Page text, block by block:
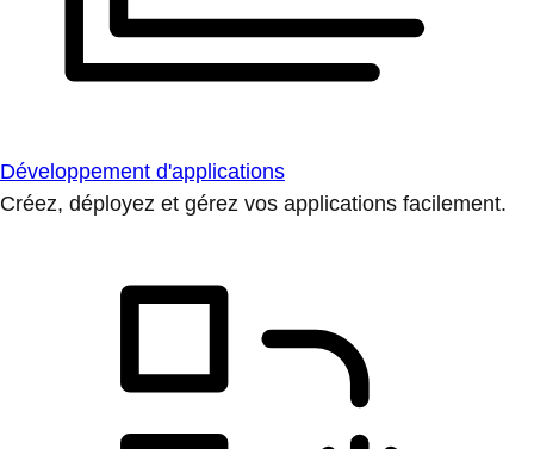
Développement d'applications
Créez, déployez et gérez vos applications facilement.